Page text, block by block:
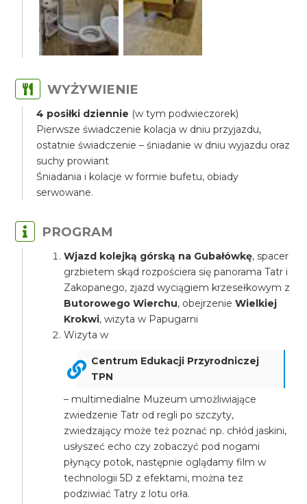
WYŻYWIENIE
4 posiłki dziennie (w tym podwieczorek)
Pierwsze świadczenie kolacja w dniu przyjazdu,
ostatnie świadczenie – śniadanie w dniu wyjazdu oraz
suchy prowiant
Śniadania i kolacje w formie bufetu, obiady
serwowane.
PROGRAM
Wjazd kolejką górską na Gubałówkę, spacer
grzbietem skąd rozpościera się panorama Tatr i
Zakopanego, zjazd wyciągiem krzesełkowym z
Butorowego Wierchu, obejrzenieWielkiej
Krokwi, wizyta w Papugarni
Wizyta w
Centrum Edukacji Przyrodniczej
TPN
– multimedialne Muzeum umożliwiające
zwiedzenie Tatr od regli po szczyty,
zwiedzający może też poznać np. chłód jaskini,
usłyszeć echo czy zobaczyć pod nogami
płynący potok, następnie oglądamy film w
technologii 5D z efektami, można tez
podziwiać Tatry z lotu orła.